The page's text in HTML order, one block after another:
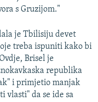
s Gruzijom."
je Tbilisiju devet
treba ispuniti kako bi
Brisel je
republika
i primjetio manjak
vlasti" da se ide sa